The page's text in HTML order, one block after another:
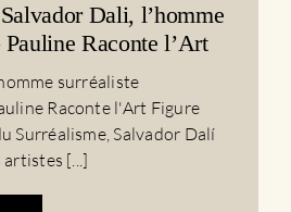
Dali, l’homme
Raconte l’Art
surréaliste
Raconte l'Art Figure
Surréalisme, Salvador Dalí
[...]